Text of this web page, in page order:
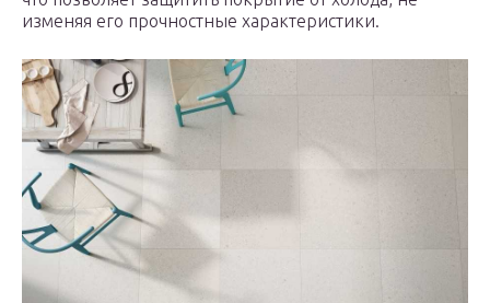
изменяя его прочностные характеристики.